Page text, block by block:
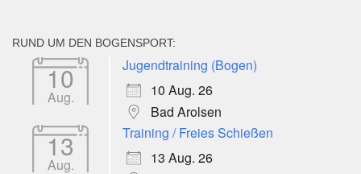
RUND UM DEN BOGENSPORT:
10
Aug.
Jugendtraining (Bogen)
10 Aug. 26
Bad Arolsen
13
Aug.
Training / Freies Schießen
13 Aug. 26